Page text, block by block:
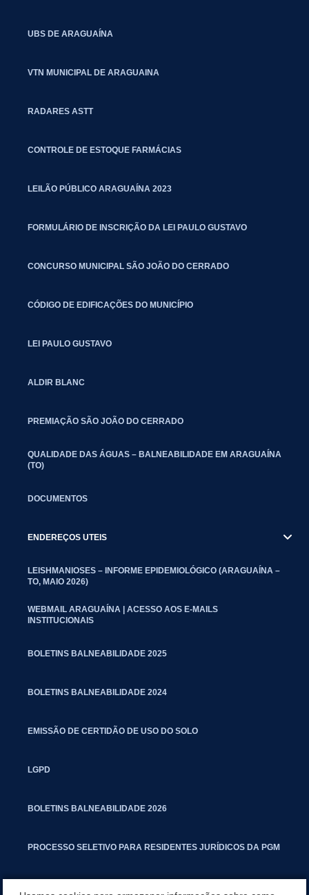
UBS DE ARAGUAÍNA
VTN MUNICIPAL DE ARAGUAINA
RADARES ASTT
CONTROLE DE ESTOQUE FARMÁCIAS
LEILÃO PÚBLICO ARAGUAÍNA 2023
FORMULÁRIO DE INSCRIÇÃO DA LEI PAULO GUSTAVO
CONCURSO MUNICIPAL SÃO JOÃO DO CERRADO
CÓDIGO DE EDIFICAÇÕES DO MUNICÍPIO
LEI PAULO GUSTAVO
ALDIR BLANC
PREMIAÇÃO SÃO JOÃO DO CERRADO
QUALIDADE DAS ÁGUAS – BALNEABILIDADE EM ARAGUAÍNA
(TO)
DOCUMENTOS
ENDEREÇOS UTEIS
LEISHMANIOSES – INFORME EPIDEMIOLÓGICO (ARAGUAÍNA –
TO, MAIO 2026)
WEBMAIL ARAGUAÍNA | ACESSO AOS E-MAILS
INSTITUCIONAIS
BOLETINS BALNEABILIDADE 2025
BOLETINS BALNEABILIDADE 2024
EMISSÃO DE CERTIDÃO DE USO DO SOLO
LGPD
BOLETINS BALNEABILIDADE 2026
PROCESSO SELETIVO PARA RESIDENTES JURÍDICOS DA PGM